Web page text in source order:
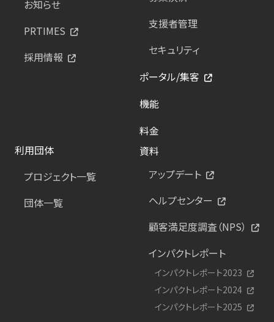
お知らせ
PRTIMES
採用情報
支援者管理
セキュリティ
ポータル/集客
機能
料金
利用団体
プロジェクト一覧
団体一覧
資料
アップデート
ヘルプセンター
顧客満足度調査（NPS）
インパクトレポート
インパクトレポート2023
インパクトレポート2024
インパクトレポート2025